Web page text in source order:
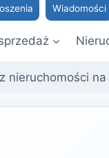
Wiadomości
nieruchomości na